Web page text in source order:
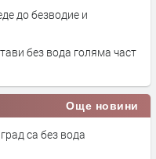
до безводие и
без вода голяма част
Още новини
са без вода